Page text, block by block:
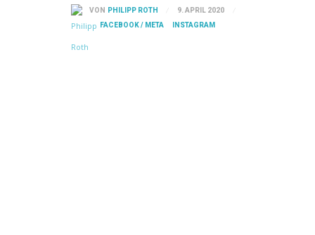
VON PHILIPP ROTH
9. APRIL 2020
FACEBOOK / META
INSTAGRAM